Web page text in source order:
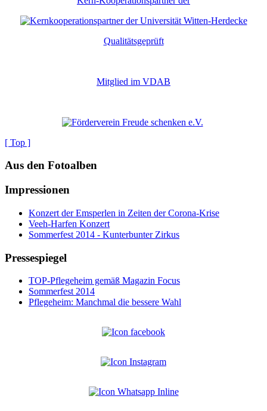
Qualitätsgeprüft
Mitglied im VDAB
[ Top ]
Aus den Fotoalben
Impressionen
Konzert der Emsperlen in Zeiten der Corona-Krise
Veeh-Harfen Konzert
Sommerfest 2014 - Kunterbunter Zirkus
Pressespiegel
TOP-Pflegeheim gemäß Magazin Focus
Sommerfest 2014
Pflegeheim: Manchmal die bessere Wahl